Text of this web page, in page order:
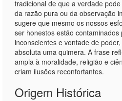
tradicional de que a verdade
da razão pura ou da observação
sugere que mesmo os nossos
ser honestos estão contaminados
inconscientes e vontade de
absoluta uma quimera. A frase
ampla à moralidade, religião e
criam ilusões reconfortantes.
Origem Histórica